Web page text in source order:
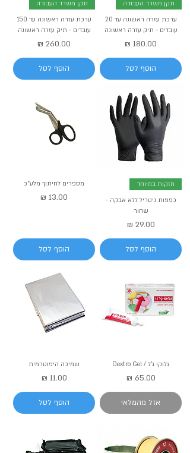
תקן משרד העבודה
ערכת עזרה ראשונה עד 20
עובדים - תיק עזרה ראשונה
מחיר
הוסף לסל
תקן משרד העבודה
ערכת עזרה ראשונה עד 150
עובדים - תיק עזרה ראשונה
מחיר
הוסף לסל
חזקות במיוחד
כפפות ניטריל ללא אבקה -
שחור
מחיר
הוסף לסל
מספרים לחיתוך מלע"כ
מחיר
הוסף לסל
גלוקו ג'ל / Dextro Gel
מחיר
אזל מהמלאי
שמיכה היפוטרמית
מחיר
הוסף לסל